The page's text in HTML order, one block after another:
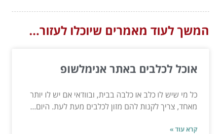
המשך לעוד מאמרים שיוכלו לעזור...
אוכל לכלבים באתר אנימלשופ
כל מי שיש לו כלב או כלבה בבית, ובוודאי אם יש לו יותר
מאחד, צריך לקנות להם מזון לכלבים מעת לעת. היום...
קרא עוד »